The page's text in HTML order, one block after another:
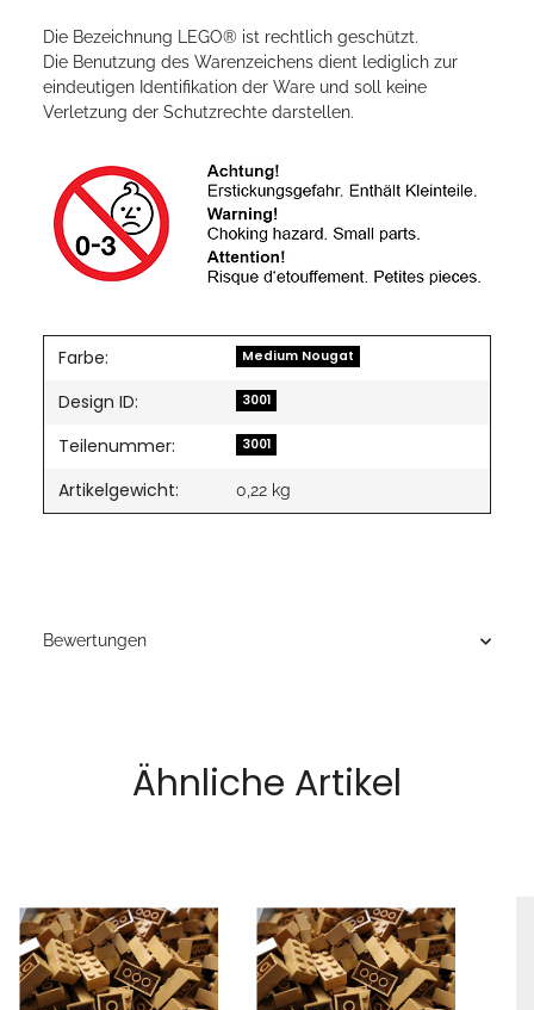
Die Bezeichnung LEGO® ist rechtlich geschützt.
Die Benutzung des Warenzeichens dient lediglich zur
eindeutigen Identifikation der Ware und soll keine
Verletzung der Schutzrechte darstellen.
Farbe: Medium Nougat
Design ID: 3001
Teilenummer: 3001
Artikelgewicht: 0,22 kg
Bewertungen
Ähnliche Artikel